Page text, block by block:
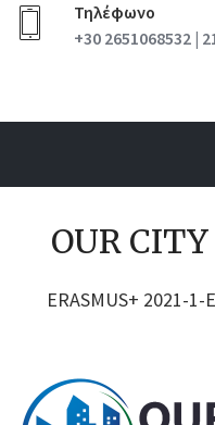
Τηλέφωνο
+30 2651068532 |
OUR
ERASMUS+ 2021-